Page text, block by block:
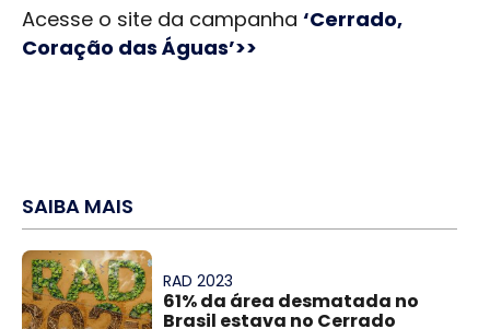
Acesse o site da campanha ‘Cerrado,
Coração das Águas’>>
SAIBA MAIS
RAD 2023
61% da área desmatada no
Brasil estava no Cerrado